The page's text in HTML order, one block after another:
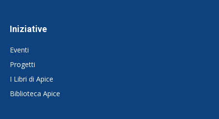
Iniziative
Eventi
Progetti
I Libri di Apice
Biblioteca Apice